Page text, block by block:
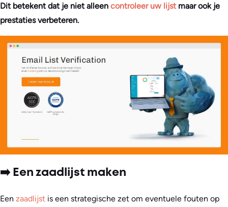
Dit betekent dat je niet alleen controleer uw lijst maar ook je
prestaties verbeteren.
➡️ Een zaadlijst maken
Een zaadlijst is een strategische zet om eventuele fouten op